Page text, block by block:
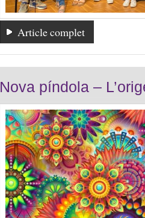
Article complet
Nova píndola –